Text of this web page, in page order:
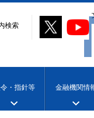
検索
・指針等 金融機関情